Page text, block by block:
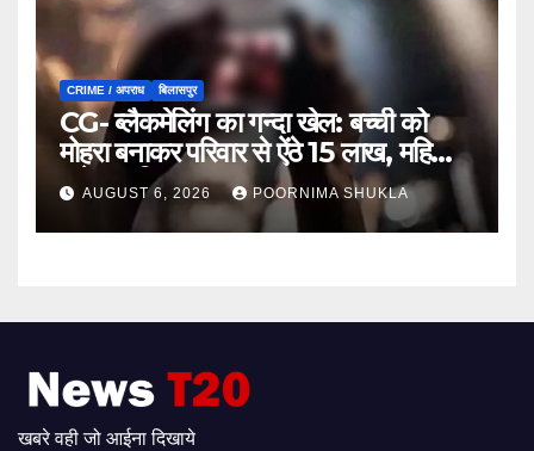
CRIME / अपराध बिलासपुर
CG- ब्लैकमेलिंग का गन्दा खेल: बच्ची को
मोहरा बनाकर परिवार से ऐंठे 15 लाख, महिला
समेत 9 गिरफ्तार…
AUGUST 6, 2026 POORNIMA SHUKLA
खबरे वही जो आईना दिखाये